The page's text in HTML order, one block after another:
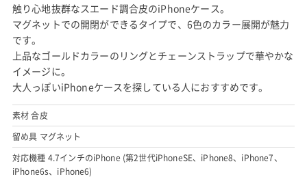
触り心地抜群なスエード調合皮のiPhoneケース。
マグネットでの開閉ができるタイプで、6色のカラー展開が魅力
です。
上品なゴールドカラーのリングとチェーンストラップで華やかな
イメージに。
大人っぽいiPhoneケースを探している人におすすめです。
素材 合皮
留め具 マグネット
対応機種 4.7インチのiPhone (第2世代iPhoneSE、iPhone8、iPhone7、
iPhone6s、iPhone6)